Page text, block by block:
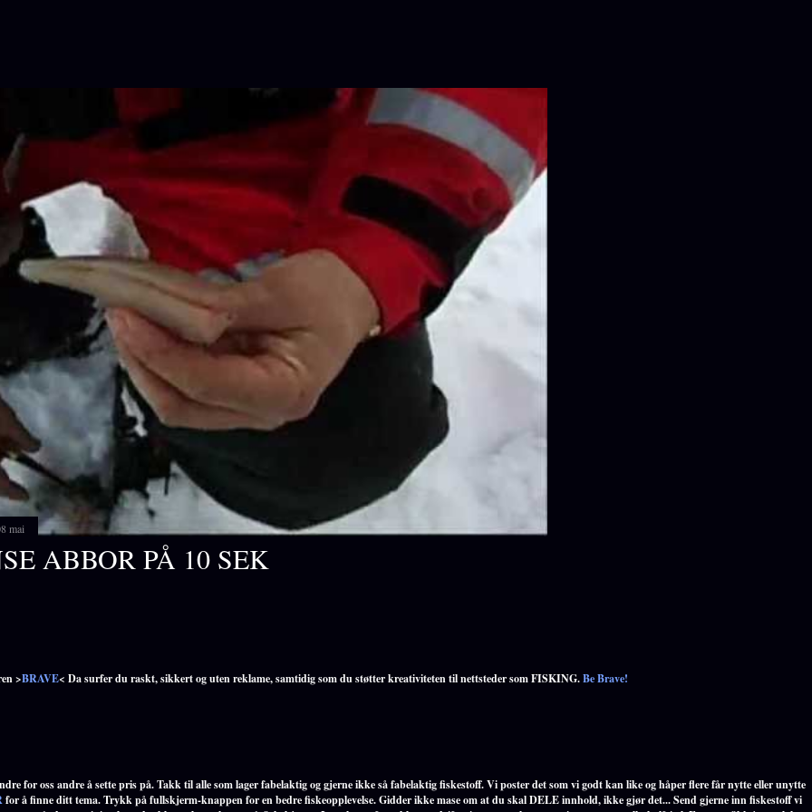
mai
ABBOR PÅ 10 SEK
>BRAVE< Da surfer du raskt, sikkert og uten reklame, samtidig som du støtter kreativiteten til nettsteder som FISKING.Be Brave!
for oss andre å sette pris på. Takk til alle som lager fabelaktig og gjerne ikke så fabelaktig fiskestoff. Vi poster det som vi godt kan like og håper flere får nytte eller unytte
for å finne ditt tema. Trykk på fullskjerm-knappen for en bedre fiskeopplevelse. Gidder ikke mase om at du skal DELE innhold, ikke gjør det... Send gjerne inn fiskestoff vi